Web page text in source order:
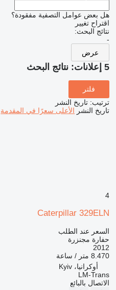
هل بعض عوامل التصفية مفقودة؟
اقتراح تغيير
نتائج البحث:
-
عرض
5 إعلانات: نتائج البحث
فلتر
ترتيب: تاريخ النشر
تاريخ النشر الأعلى سعرًا في المقدمة
4
Caterpillar 329ELN
السعر عند الطلب
حفارة مجنزرة
2012
8.470 متر / ساعة
أوكرانيا، Kyiv
LM-Trans
الاتصال بالبائع